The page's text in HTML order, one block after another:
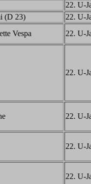
22. U-
(D 23)
22. U-
Vespa 22. U-
22. U-
22. U-
22. U-
22. U-